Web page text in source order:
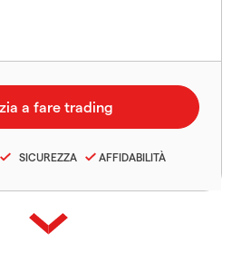
SICUREZZA AFFIDABILITÀ